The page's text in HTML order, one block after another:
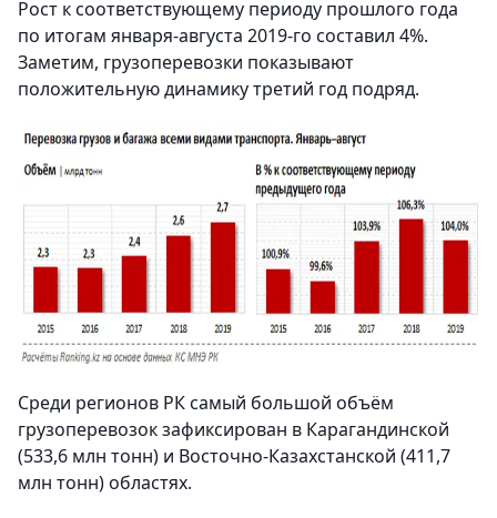
Рост к соответствующему периоду прошлого года
по итогам января-августа 2019-го составил 4%.
Заметим, грузоперевозки показывают
положительную динамику третий год подряд.
Среди регионов РК самый большой объём
грузоперевозок зафиксирован в Карагандинской
(533,6 млн тонн) и Восточно-Казахстанской (411,7
млн тонн) областях.